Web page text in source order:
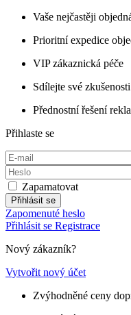
Vaše nejčastěji
Prioritní expedice
VIP zákaznická péče
Sdílejte své
Přednostní řešení
Přihlaste se
Zapamatovat
Přihlásit se
Zapomenuté heslo
Přihlásit se Registrace
Nový zákazník?
Vytvořit nový účet
Zvýhodněné ceny